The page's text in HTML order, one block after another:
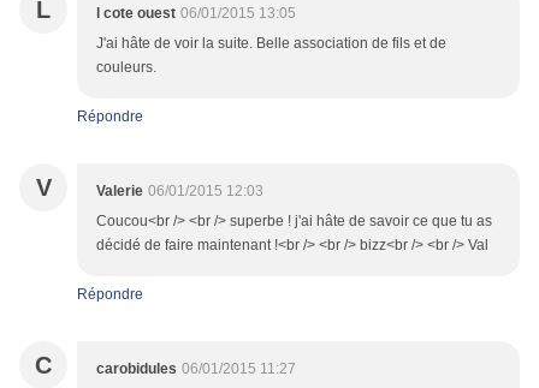
L l cote ouest 06/01/2015 13:05
J'ai hâte de voir la suite. Belle association de fils et de
couleurs.
Répondre
V Valerie 06/01/2015 12:03
Coucou<br /> <br /> superbe ! j'ai hâte de savoir ce que tu as
décidé de faire maintenant !<br /> <br /> bizz<br /> <br /> Val
Répondre
C carobidules 06/01/2015 11:27